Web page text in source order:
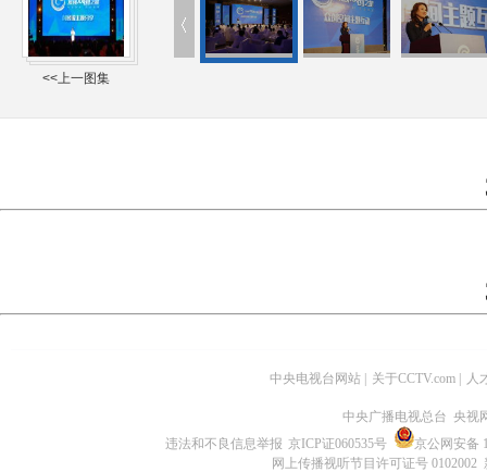
<<上一图集
中央电视台网站 关于CCTV.com 人
中央广播电视总台 央视
违法和不良信息举报 京ICP证060535号
京公网安备
网上传播视听节目许可证号 0102002